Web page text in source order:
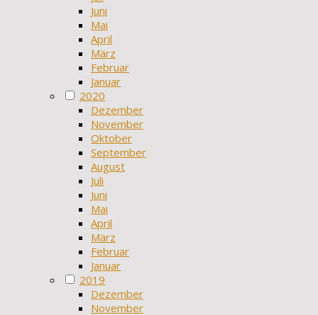
Juni
Mai
April
März
Februar
Januar
2020
Dezember
November
Oktober
September
August
Juli
Juni
Mai
April
März
Februar
Januar
2019
Dezember
November